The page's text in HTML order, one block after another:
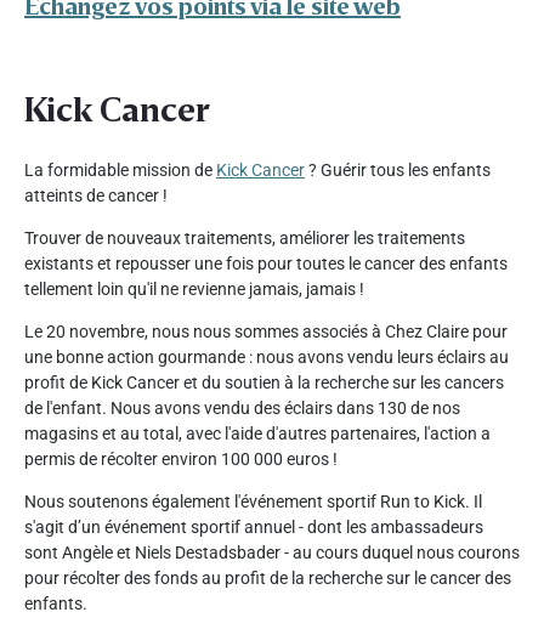
Kick Cancer
La formidable mission de Kick Cancer? Guérir tous les enfants
atteints de cancer !
Trouver de nouveaux traitements, améliorer les traitements
existants et repousser une fois pour toutes le cancer des enfants
tellement loin qu'il ne revienne jamais, jamais !
Le 20 novembre, nous nous sommes associés à Chez Claire pour
une bonne action gourmande : nous avons vendu leurs éclairs au
profit de Kick Cancer et du soutien à la recherche sur les cancers
de l'enfant. Nous avons vendu des éclairs dans 130 de nos
magasins et au total, avec l'aide d'autres partenaires, l'action a
permis de récolter environ 100 000 euros !
Nous soutenons également l'événement sportif Run to Kick. Il
s'agit d’un événement sportif annuel - dont les ambassadeurs
sont Angèle et Niels Destadsbader - au cours duquel nous courons
pour récolter des fonds au profit de la recherche sur le cancer des
enfants.